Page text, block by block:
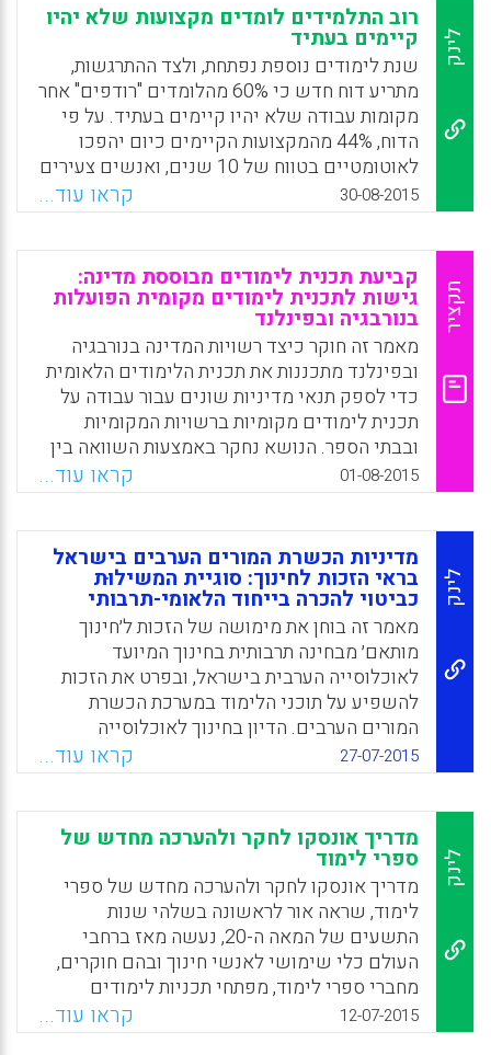
WhatsApp
Facebook
Email
X לינק
רוב התלמידים לומדים מקצועות שלא יהיו
קיימים בעתיד
שנת לימודים נוספת נפתחת, ולצד ההתרגשות,
מתריע דוח חדש כי 60% מהלומדים "רודפים" אחר
מקומות עבודה שלא יהיו קיימים בעתיד. על פי
הדוח, 44% מהמקצועות הקיימים כיום יהפכו
לאוטומטיים בטווח של 10 שנים, ואנשים צעירים
צפויים להחליף 17 מקומות עבודה לאורך החיים
שלהם (אתר חברת מתודיקה).
WhatsApp
Facebook
Email
X
30-08-2015 קראו עוד...
תקציר
קביעת תכנית לימודים מבוססת מדינה:
גישות לתכנית לימודים מקומית הפועלות
בנורבגיה ובפינלנד
מאמר זה חוקר כיצד רשויות המדינה בנורבגיה
ובפינלנד מתכננות את תכנית הלימודים הלאומית
כדי לספק תנאי מדיניות שונים עבור עבודה על
תכנית לימודים מקומיות ברשויות המקומיות
ובבתי הספר. הנושא נחקר באמצעות השוואה בין
האופן שבו הרשויות הלאומיות בנורבגיה ובפינלנד
יוצרות מרחב עבור תכנית לימודים מקומית
(Molstad, Christina Elde, 2015).
WhatsApp
Facebook
Email
X
01-08-2015 קראו עוד...
לינק
מדיניות הכשרת המורים הערבים בישראל
בראי הזכות לחינוך: סוגיית המשילוּת
כביטוי להכרה בייחוד הלאומי-תרבותי
מאמר זה בוחן את מימושה של הזכות ל׳חינוך
מותאם׳ מבחינה תרבותית בחינוך המיועד
לאוכלוסייה הערבית בישראל, ובפרט את הזכות
להשפיע על תוכני הלימוד במערכת הכשרת
המורים הערבים. הדיון בחינוך לאוכלוסייה
הערבית מתרחב במאמר מהמערכת הפורמלית
למערכת הכשרת המורים הערבים, תוך התמקדות
בשיח המשפטי. הדיון בזכות להשפיע על תוכני
החינוך הוא, לטענתנו, דיון עקרוני בזכות לתרבות
ובמידת החופש התרבותי שקבוצת המיעוט נהנית
ממנו בבחירת הזהויות שלה ובקביעת הערכים
שעל פיהם היא רוצה לחיות ולחנך את הדורות
הבאים (אימן אגבאריה, יוסף גבארין).
WhatsApp
Facebook
Email
X
27-07-2015 קראו עוד...
לינק
מדריך אונסקו לחקר ולהערכה מחדש של
ספרי לימוד
מדריך אונסקו לחקר ולהערכה מחדש של ספרי
לימוד, שראה אור לראשונה בשלהי שנות
התשעים של המאה ה-20, נעשה מאז ברחבי
העולם כלי שימושי לאנשי חינוך ובהם חוקרים,
מחברי ספרי לימוד, מפתחי תכניות לימודים
ומורים העוסקים בניתוח טקסטים חינוכיים ברמה
הארצית והבין-לאומית, בהשוואתם ובפיתוחם.
12-07-2015 קראו עוד...